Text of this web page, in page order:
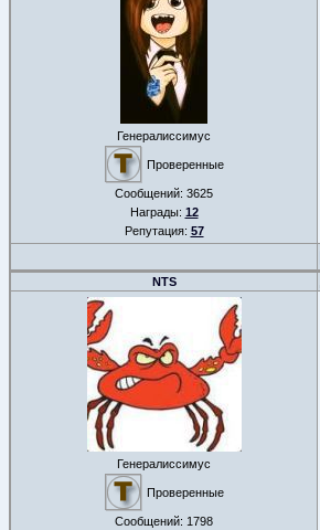
Генералиссимус
Проверенные
Сообщений: 3625
Награды: 12
Репутация: 57
NTS
Генералиссимус
Проверенные
Сообщений: 1798